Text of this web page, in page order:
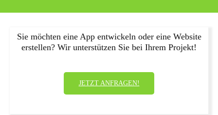
Sie möchten eine App entwickeln oder eine Website
erstellen? Wir unterstützen Sie bei Ihrem Projekt!
JETZT ANFRAGEN!